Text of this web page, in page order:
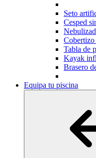
Seto
Cesped
Cobertizo
Tabla de
Kayak
Brasero
Equipa tu piscina